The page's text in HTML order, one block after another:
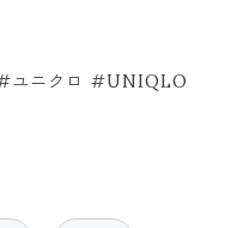
ユニクロ #UNIQLO